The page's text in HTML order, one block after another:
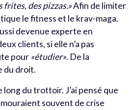
frites, des pizzas.»Afin de limiter
le fitness et le krav-maga.
devenue experte en
clients, si elle n’a pas
pour «étudier». De la
du droit.
long du trottoir. J’ai pensé que
souvent de crise